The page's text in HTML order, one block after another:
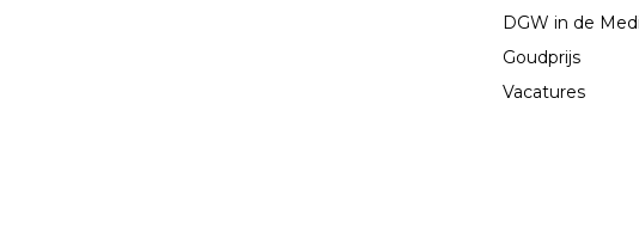
DGW in de
Goudprijs
Vacatures